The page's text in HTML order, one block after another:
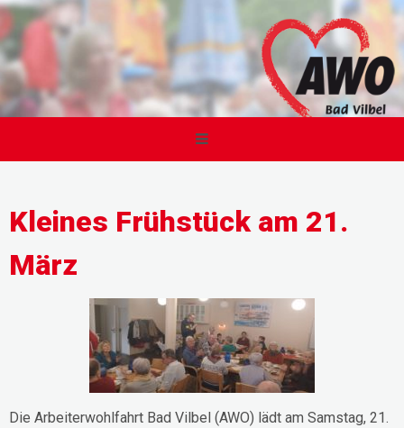
Kleines Frühstück am 21.
März
Die Arbeiterwohlfahrt Bad Vilbel (AWO) lädt am Samstag, 21.